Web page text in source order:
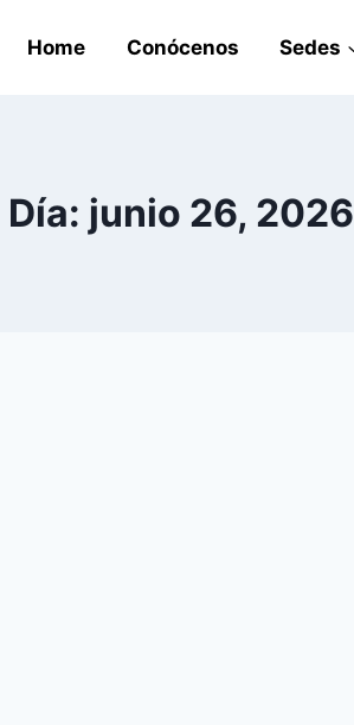
Home Conócenos Sedes
Día: junio 26, 2026